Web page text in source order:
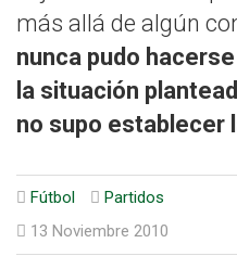
más allá de algún
nunca pudo
la situación
no supo establecer
Fútbol
Partidos
13 Noviembre 2010